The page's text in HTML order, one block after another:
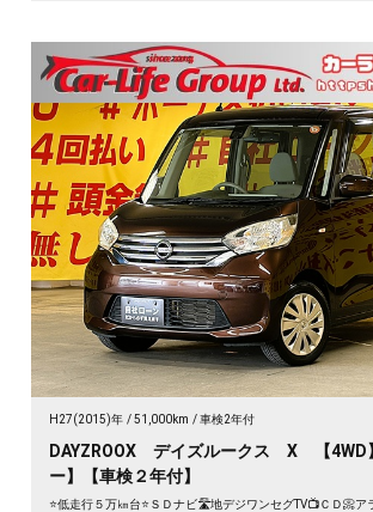
H27(2015)年 51,000km 車検2年付
DAYZROOX デイズルークス X 【4WD
ー】【車検２年付】
⭐低走行５万㎞台⭐ＳＤナビ🛣️地デジワンセグTV📺ＣＤ📀ア